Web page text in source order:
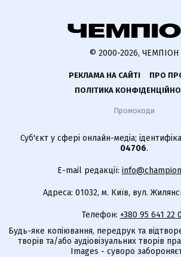
© 2000-2026, ЧЕМПІОН
РЕКЛАМА НА САЙТІ
ПРО
ПОЛІТИКА
Промокоди
Суб'єкт у сфері онлайн-медіа;
04706.
E-mail редакції:
Адреса: 01032, м. Київ, вул.
Телефон: +380 95 641 22
Будь-яке копіювання, передрук та
творів та/або аудіовізуальних творів
Images - суворо